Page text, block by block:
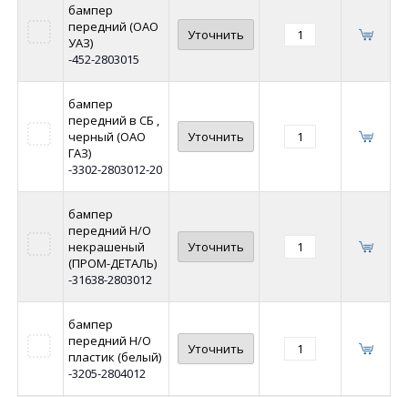
бампер
передний (ОАО
УАЗ)
-452-2803015
Уточнить
бампер
передний в СБ ,
черный (ОАО
ГАЗ)
-3302-2803012-20
Уточнить
бампер
передний Н/О
некрашеный
(ПРОМ-ДЕТАЛЬ)
-31638-2803012
Уточнить
бампер
передний Н/О
пластик (белый)
-3205-2804012
Уточнить